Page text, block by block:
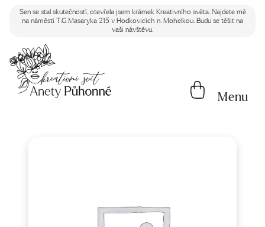
Sen se stal skutečností, otevřela jsem krámek Kreativního světa. Najdete mě
na náměstí T.G.Masaryka 215 v Hodkovicích n. Mohelkou. Budu se těšit na
vaši návštěvu.
Menu